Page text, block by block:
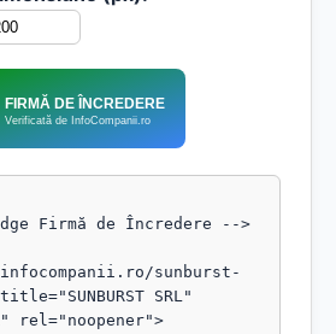
FIRMĂ DE ÎNCREDERE
Verificată de InfoCompanii.ro
Firmă de Încredere -->
sunburst-
SRL"
rel="noopener">